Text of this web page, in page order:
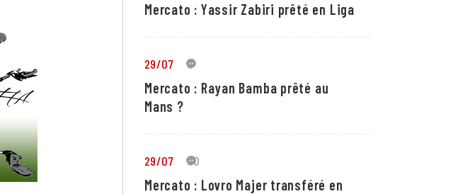
Mercato : Yassir Zabiri prêté en Liga
29/07 1
Mercato : Rayan Bamba prêté au
Mans ?
29/07 10
Mercato : Lovro Majer transféré en